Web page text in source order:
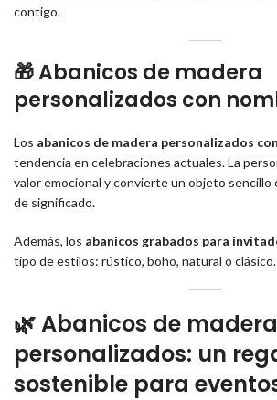
contigo.
🎁 Abanicos de madera
personalizados con
Los abanicos de madera personalizados
tendencia en celebraciones actuales. La
valor emocional y convierte un objeto sencillo
de significado.
Además, los abanicos grabados para
tipo de estilos: rústico, boho, natural o clásico.
🌿 Abanicos de madera
personalizados: un
sostenible para